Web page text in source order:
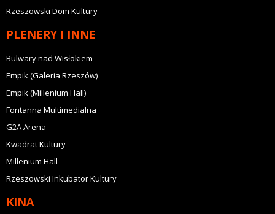
Rzeszowski Dom Kultury
PLENERY I INNE
Bulwary nad Wisłokiem
Empik (Galeria Rzeszów)
Empik (Millenium Hall)
Fontanna Multimedialna
G2A Arena
Kwadrat Kultury
Millenium Hall
Rzeszowski Inkubator Kultury
KINA